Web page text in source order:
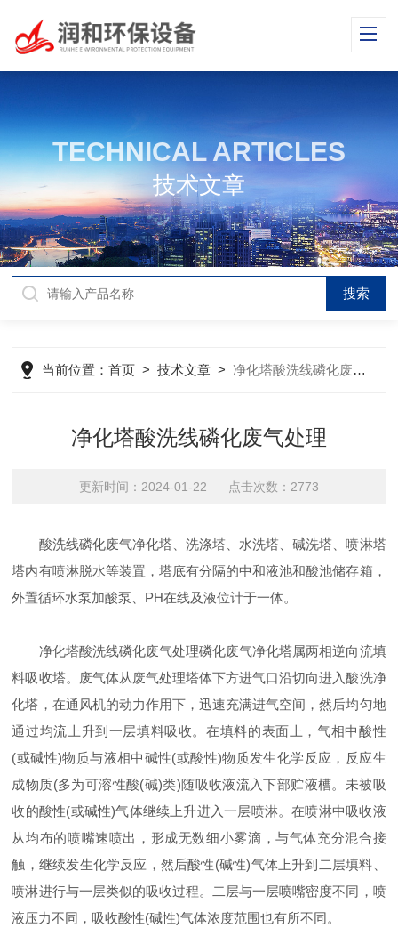
TECHNICAL ARTICLES
技术文章
当前位置：首页 >技术文章 >净化塔酸洗线磷化废气处理
净化塔酸洗线磷化废气处理
更新时间：2024-01-22 点击次数：2773
酸洗线磷化废气净化塔、洗涤塔、水洗塔、碱洗塔、喷淋塔
塔内有喷淋脱水等装置，塔底有分隔的中和液池和酸池储存箱，
外置循环水泵加酸泵、PH在线及液位计于一体。
净化塔酸洗线磷化废气处理磷化废气净化塔属两相逆向流填
料吸收塔。废气体从废气处理塔体下方进气口沿切向进入酸洗净
化塔，在通风机的动力作用下，迅速充满进气空间，然后均匀地
通过均流上升到一层填料吸收。在填料的表面上，气相中酸性
(或碱性)物质与液相中碱性(或酸性)物质发生化学反应，反应生
成物质(多为可溶性酸(碱)类)随吸收液流入下部贮液槽。未被吸
收的酸性(或碱性)气体继续上升进入一层喷淋。在喷淋中吸收液
从均布的喷嘴速喷出，形成无数细小雾滴，与气体充分混合接
触，继续发生化学反应，然后酸性(碱性)气体上升到二层填料、
喷淋进行与一层类似的吸收过程。二层与一层喷嘴密度不同，喷
液压力不同，吸收酸性(碱性)气体浓度范围也有所不同。